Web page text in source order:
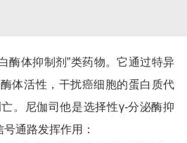
酶体抑制剂”类药物。它通过特异
体活性，干扰癌细胞的蛋白质代
。尼伽司他是选择性γ-分泌酶抑
通路发挥作用：